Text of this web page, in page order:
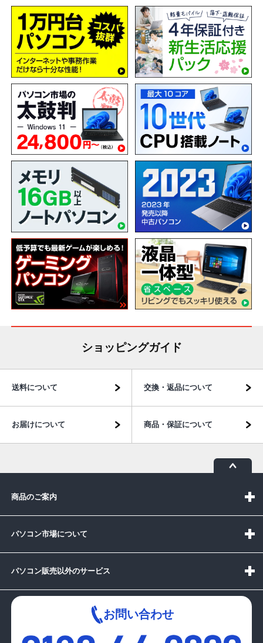
ショッピングガイド
送料について 交換・返品について
お届けについて 商品・保証について
商品のご案内
パソコン市場について
パソコン販売以外のサービス
お問い合わせ